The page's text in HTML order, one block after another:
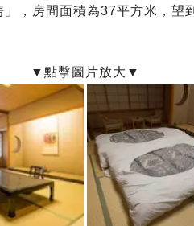
，房間面積為37平方米，望